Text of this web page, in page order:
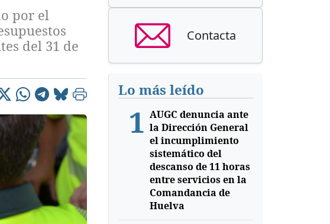
por el
del 31 de
Contacta
Lo más leído
1 AUGC denuncia ante
la Dirección General
el incumplimiento
sistemático del
descanso de 11 horas
entre servicios en la
Comandancia de
Huelva